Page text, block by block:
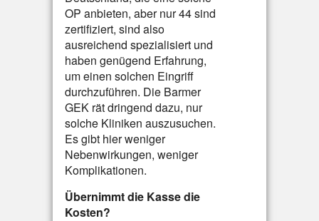
OP anbieten, aber nur 44 sind
zertifiziert, sind also
ausreichend spezialisiert und
haben genügend Erfahrung,
um einen solchen Eingriff
durchzuführen. Die Barmer
GEK rät dringend dazu, nur
solche Kliniken auszusuchen.
Es gibt hier weniger
Nebenwirkungen, weniger
Komplikationen.
Übernimmt die Kasse die
Kosten?